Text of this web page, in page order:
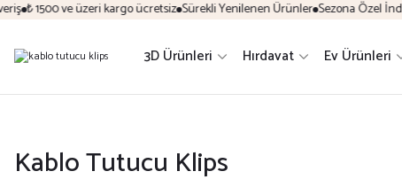
₺ 1500 ve üzeri kargo ücretsiz Sürekli Yenilenen Ürünler Sezona Özel
3D Ürünleri Hırdavat Ev Ürünleri
Kablo Tutucu Klips